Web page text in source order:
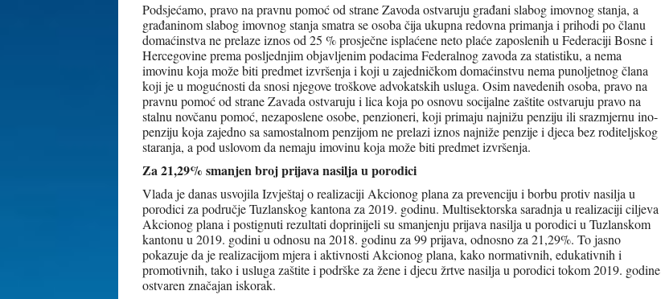
Podsjećamo, pravo na pravnu pomoć od strane Zavoda ostvaruju građani slabog imovnog stanja, a
građaninom slabog imovnog stanja smatra se osoba čija ukupna redovna primanja i prihodi po članu
domaćinstva ne prelaze iznos od 25 % prosječne isplaćene neto plaće zaposlenih u Federaciji Bosne i
Hercegovine prema posljednjim objavljenim podacima Federalnog zavoda za statistiku, a nema
imovinu koja može biti predmet izvršenja i koji u zajedničkom domaćinstvu nema punoljetnog člana
koji je u mogućnosti da snosi njegove troškove advokatskih usluga. Osim navedenih osoba, pravo na
pravnu pomoć od strane Zavada ostvaruju i lica koja po osnovu socijalne zaštite ostvaruju pravo na
stalnu novčanu pomoć, nezaposlene osobe, penzioneri, koji primaju najnižu penziju ili srazmjernu ino-
penziju koja zajedno sa samostalnom penzijom ne prelazi iznos najniže penzije i djeca bez roditeljskog
staranja, a pod uslovom da nemaju imovinu koja može biti predmet izvršenja.
Za 21,29% smanjen broj prijava nasilja u porodici
Vlada je danas usvojila Izvještaj o realizaciji Akcionog plana za prevenciju i borbu protiv nasilja u
porodici za područje Tuzlanskog kantona za 2019. godinu. Multisektorska saradnja u realizaciji ciljeva
Akcionog plana i postignuti rezultati doprinijeli su smanjenju prijava nasilja u porodici u Tuzlanskom
kantonu u 2019. godini u odnosu na 2018. godinu za 99 prijava, odnosno za 21,29%. To jasno
pokazuje da je realizacijom mjera i aktivnosti Akcionog plana, kako normativnih, edukativnih i
promotivnih, tako i usluga zaštite i podrške za žene i djecu žrtve nasilja u porodici tokom 2019. godine
ostvaren značajan iskorak.